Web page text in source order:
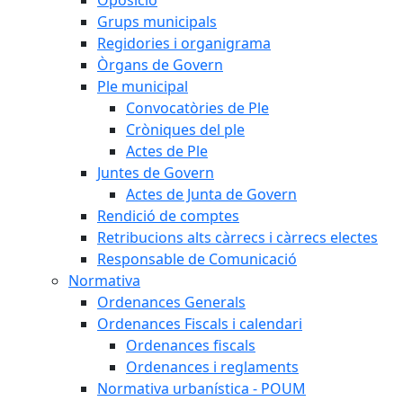
Grups municipals
Regidories i organigrama
Òrgans de Govern
Ple municipal
Convocatòries de Ple
Cròniques del ple
Actes de Ple
Juntes de Govern
Actes de Junta de Govern
Rendició de comptes
Retribucions alts càrrecs i càrrecs electes
Responsable de Comunicació
Normativa
Ordenances Generals
Ordenances Fiscals i calendari
Ordenances fiscals
Ordenances i reglaments
Normativa urbanística - POUM